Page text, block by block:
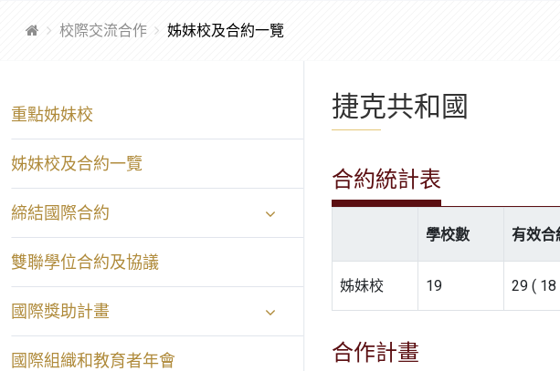
校際交流合作 姊妹校及合約一覽
重點姊妹校
姊妹校及合約一覽
締結國際合約
雙聯學位合約及協議
國際獎助計畫
國際組織和教育者年會
捷克共和國
合約統計表
學校數 有效合
姊妹校 19 29 (
合作計畫